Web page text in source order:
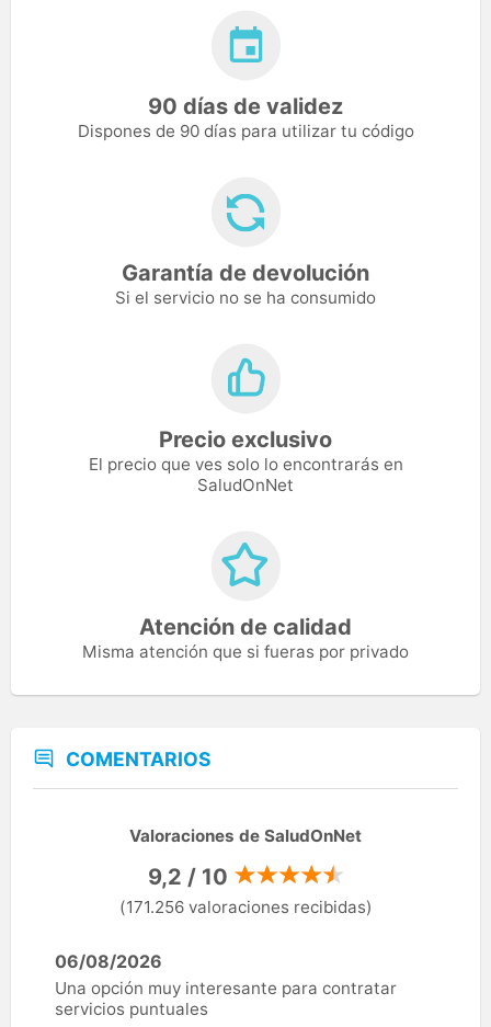
90 días de validez
Dispones de 90 días para utilizar tu código
Garantía de devolución
Si el servicio no se ha consumido
Precio exclusivo
El precio que ves solo lo encontrarás en
SaludOnNet
Atención de calidad
Misma atención que si fueras por privado
COMENTARIOS
Valoraciones de SaludOnNet
9,2 / 10
(171.256 valoraciones recibidas)
06/08/2026
Una opción muy interesante para contratar
servicios puntuales